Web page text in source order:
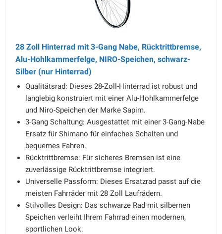
28 Zoll Hinterrad mit 3-Gang Nabe, Rücktrittbremse,
Alu-Hohlkammerfelge, NIRO-Speichen, schwarz-
Silber (nur Hinterrad)
Qualitätsrad: Dieses 28-Zoll-Hinterrad ist robust und
langlebig konstruiert mit einer Alu-Hohlkammerfelge
und Niro-Speichen der Marke Sapim.
3-Gang Schaltung: Ausgestattet mit einer 3-Gang-Nabe
Ersatz für Shimano für einfaches Schalten und
bequemes Fahren.
Rücktrittbremse: Für sicheres Bremsen ist eine
zuverlässige Rücktrittbremse integriert.
Universelle Passform: Dieses Ersatzrad passt auf die
meisten Fahrräder mit 28 Zoll Laufrädern.
Stilvolles Design: Das schwarze Rad mit silbernen
Speichen verleiht Ihrem Fahrrad einen modernen,
sportlichen Look.